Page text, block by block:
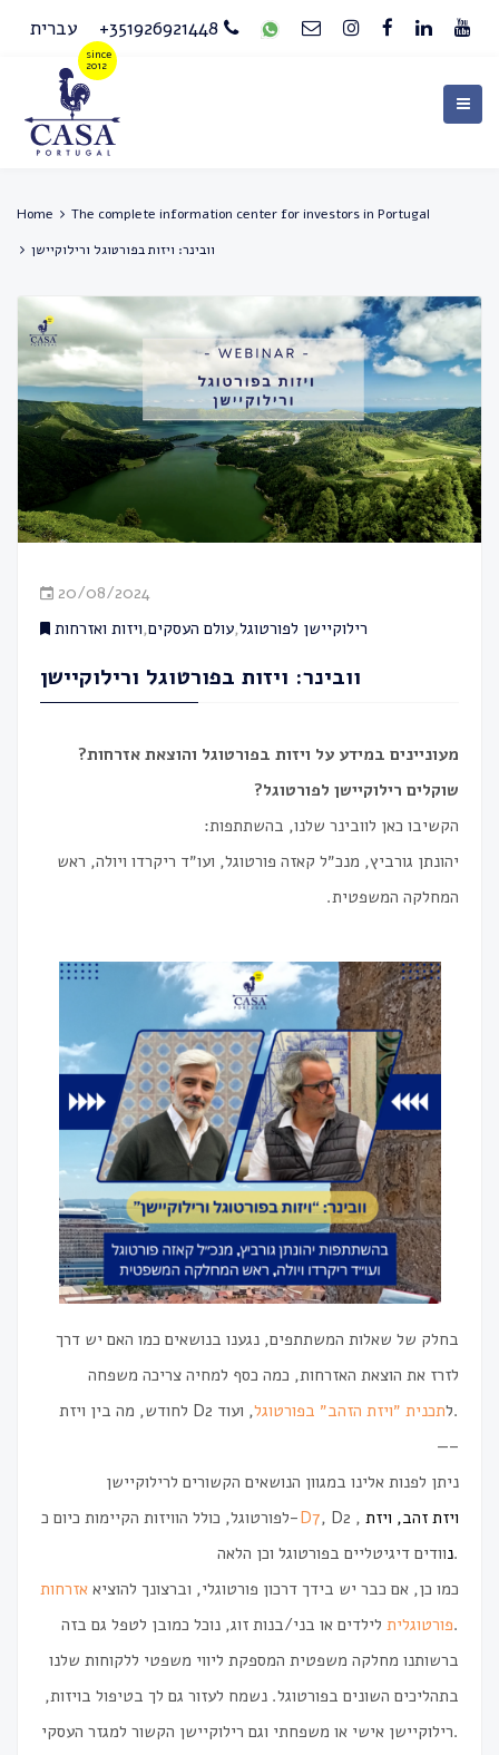
עברית +351926921448
Home
The complete information center for investors in Portugal
וובינר: ויזות בפורטוגל ורילוקיישן
20/08/2024
ויזות ואזרחות,עולם העסקים,רילוקיישן לפורטוגל
וובינר: ויזות בפורטוגל ורילוקיישן
מעוניינים במידע על ויזות בפורטוגל והוצאת אזרחות?
שוקלים רילוקיישן לפורטוגל?
הקשיבו כאן לוובינר שלנו, בהשתתפות:
יהונתן גורביץ, מנכ״ל קאזה פורטוגל, ועו״ד ריקרדו ויולה, ראש
המחלקה המשפטית.
בחלק של שאלות המשתתפים, נגענו בנושאים כמו האם יש דרך
לזרז את הוצאת האזרחות, כמה כסף למחיה צריכה משפחה
לחודש, מה בין ויזת D2 לתכנית ״ויזת הזהב״ בפורטוגל , ועוד.
—–
ניתן לפנות אלינו במגוון הנושאים הקשורים לרילוקיישן
לפורטוגל, כולל הוויזות הקיימות כיום כ-D7, D2 , ויזת זהב, ויזת
נוודים דיגיטליים בפורטוגל וכן הלאה.
כמו כן, אם כבר יש בידך דרכון פורטוגלי, וברצונך להוציא אזרחות
פורטוגליתלילדים או בני/בנות זוג, נוכל כמובן לטפל גם בזה.
ברשותנו מחלקה משפטית המספקת ליווי משפטי ללקוחות שלנו
בתהליכים השונים בפורטוגל. נשמח לעזור גם לך בטיפול בויזות,
רילוקיישן אישי או משפחתי וגם רילוקיישן הקשור למגזר העסקי.